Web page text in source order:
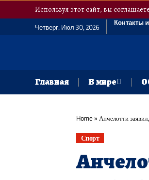
Используя этот сайт, вы
Четверг, Июл 30, 2026
Контакты
Главная В мире
Home» Анчелотти
Спорт